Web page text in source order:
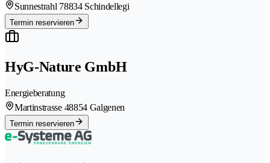
Sunnestrahl 78834 Schindellegi
Termin reservieren
HyG-Nature GmbH
Energieberatung
Martinstrasse 48854 Galgenen
Termin reservieren